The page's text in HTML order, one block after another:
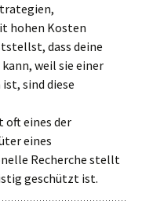
hohen Kosten
dass deine
weil sie einer
sind diese
oft eines der
eines
Recherche stellt
geschützt ist.